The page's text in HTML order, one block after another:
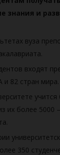
знания и
вуза
входят
82 стран мира.
их более 5000
350